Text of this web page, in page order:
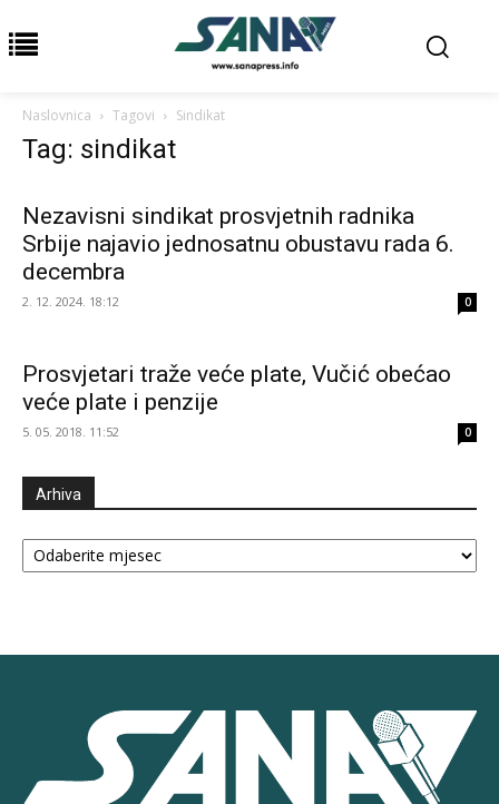
Naslovnica Tagovi Sindikat
Tag: sindikat
Nezavisni sindikat prosvjetnih radnika
Srbije najavio jednosatnu obustavu rada 6.
decembra
2. 12. 2024. 18:12 0
Prosvjetari traže veće plate, Vučić obećao
veće plate i penzije
5. 05. 2018. 11:52 0
Arhiva
Arhiva